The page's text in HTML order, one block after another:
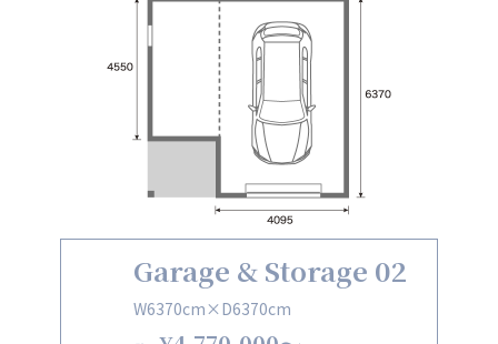
Garage & Storage 02
W6370cm×D6370cm